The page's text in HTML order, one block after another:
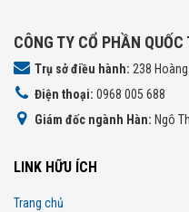
CÔNG TY CỔ PHẦN QUỐC
Trụ sở điều hành: 238
Điện thoại: 0968 005 688
Giám đốc ngành Hàn: Ngô
LINK HỮU ÍCH
Trang chủ